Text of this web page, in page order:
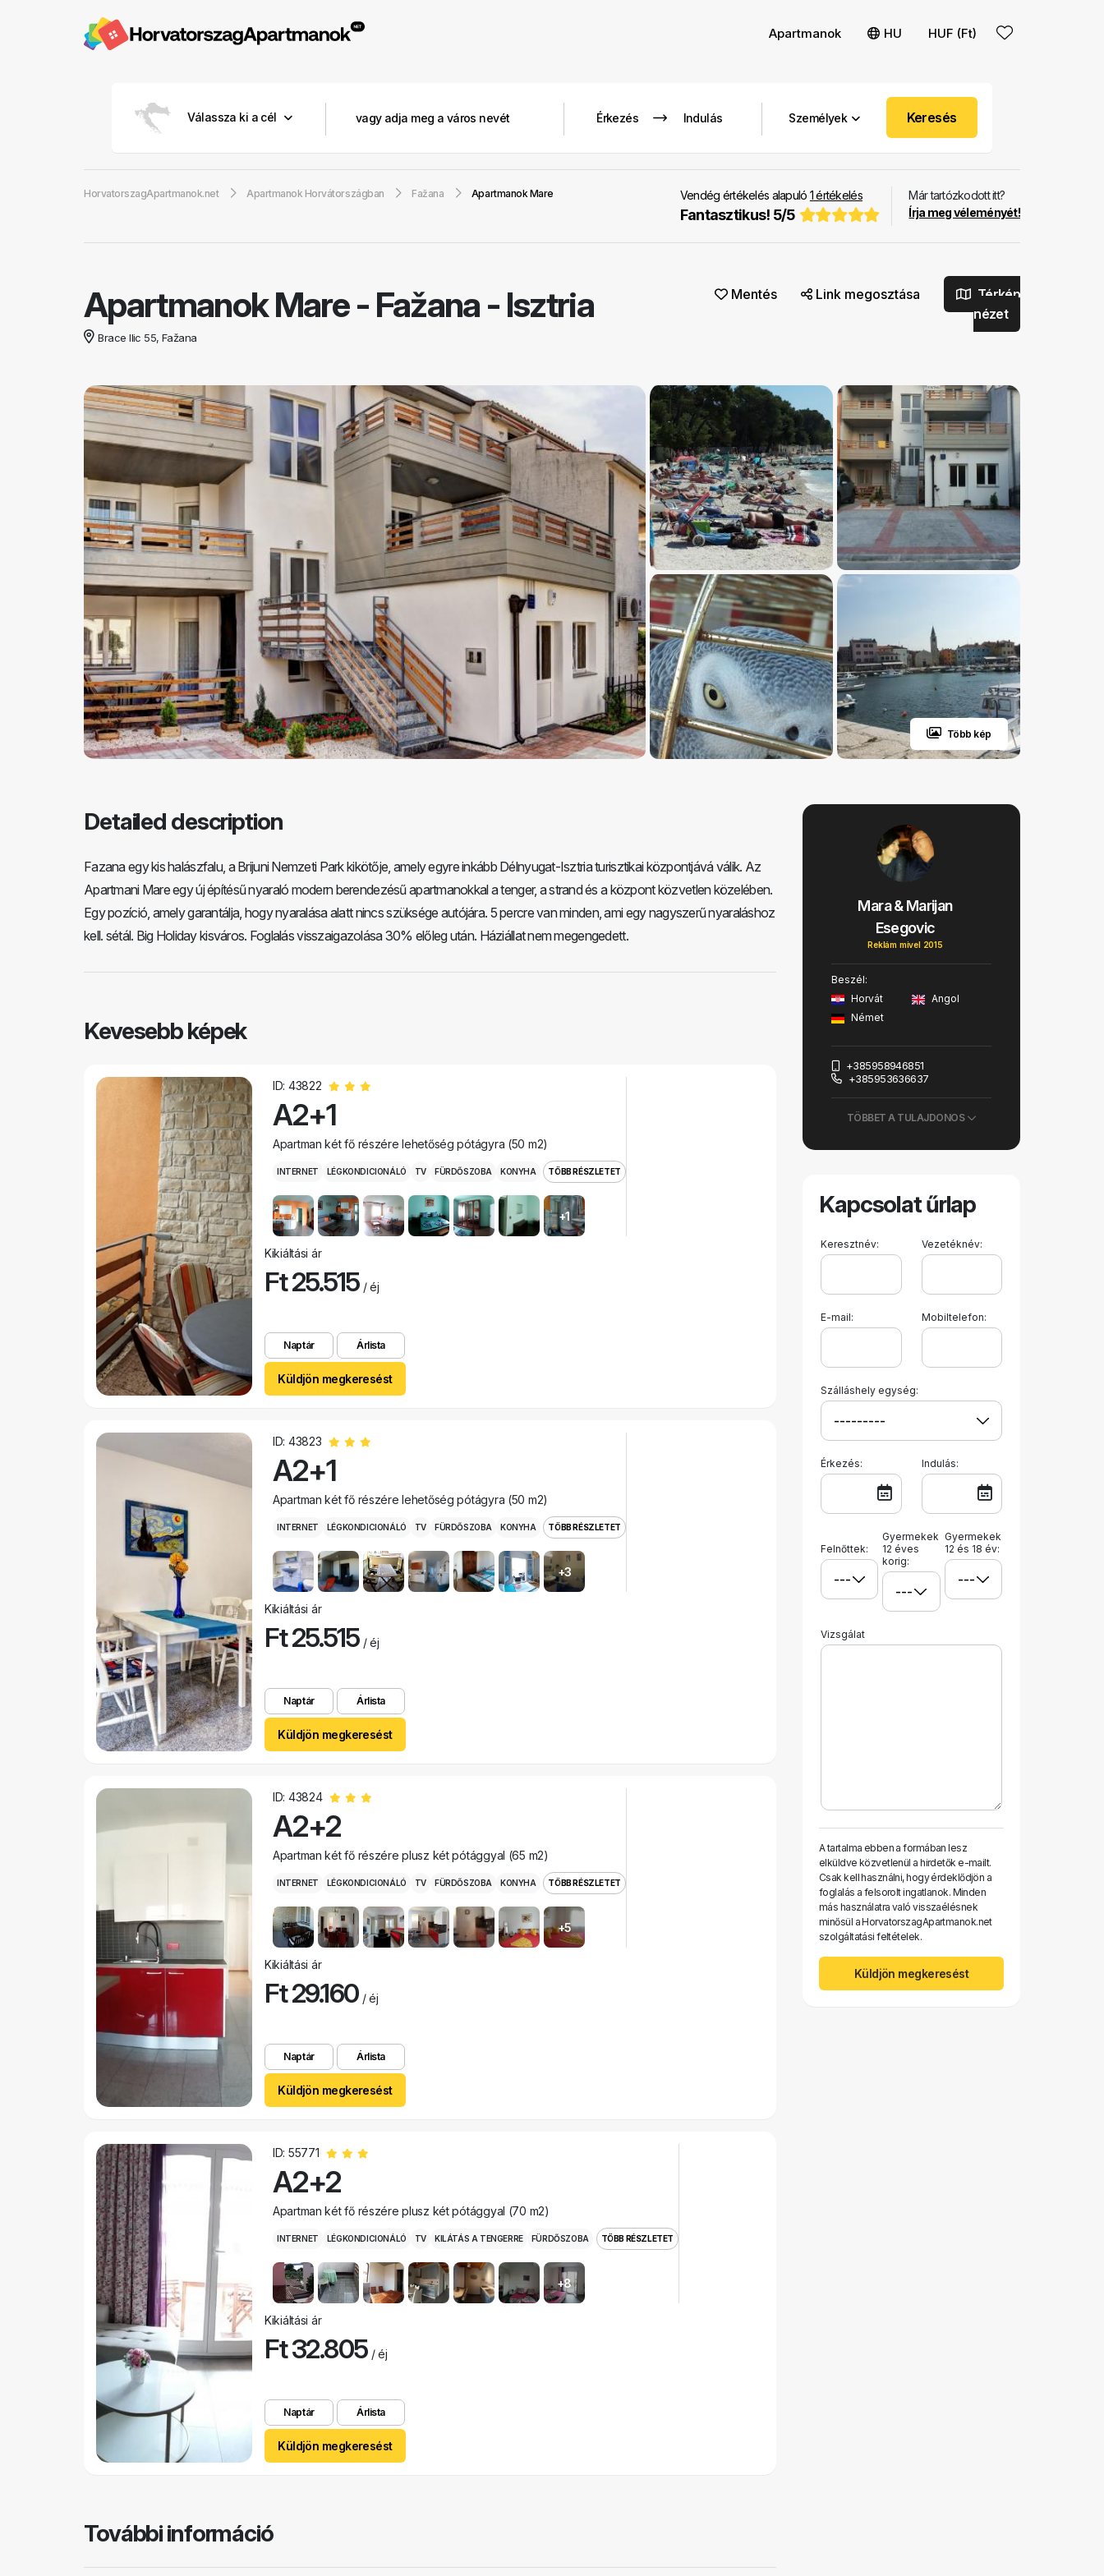
Apartmanok HU HUF (Ft)
Válassza ki a cél Személyek Keresés
HorvatorszagApartmanok.net Apartmanok Horvátországban Fažana Apartmanok Mare
Már tartózkodott itt?
Írja meg véleményét!
Vendég értékelés alapuló 1értékelés
Fantasztikus! 5/5
Apartmanok Mare-Fažana - Isztria
Brace Ilic 55, Fažana
Mentés Link megosztása
Térkép
nézet
Több kép
Detailed description
Fazana egy kis halászfalu, a Brijuni Nemzeti Park kikötője, amely egyre inkább Délnyugat-Isztria turisztikai központjává válik. Az
Apartmani Mare egy új építésű nyaraló modern berendezésű apartmanokkal a tenger, a strand és a központ közvetlen közelében.
Egy pozíció, amely garantálja, hogy nyaralása alatt nincs szüksége autójára. 5 percre van minden, ami egy nagyszerű nyaraláshoz
kell. sétál. Big Holiday kisváros. Foglalás visszaigazolása 30% előleg után. Háziállat nem megengedett.
Kevesebb képek
ID: 43822
A2+1
Apartman két fő részére lehetőség pótágyra (50 m2)
INTERNET LÉGKONDICIONÁLÓ TV FÜRDŐSZOBA KONYHA TÖBB RÉSZLETET
+1
Kikiáltási ár
Ft 25.515 / éj
Naptár Árlista
Küldjön megkeresést
ID: 43823
A2+1
Apartman két fő részére lehetőség pótágyra (50 m2)
INTERNET LÉGKONDICIONÁLÓ TV FÜRDŐSZOBA KONYHA TÖBB RÉSZLETET
+3
Kikiáltási ár
Ft 25.515 / éj
Naptár Árlista
Küldjön megkeresést
ID: 43824
A2+2
Apartman két fő részére plusz két pótággyal (65 m2)
INTERNET LÉGKONDICIONÁLÓ TV FÜRDŐSZOBA KONYHA TÖBB RÉSZLETET
+5
Kikiáltási ár
Ft 29.160 / éj
Naptár Árlista
Küldjön megkeresést
ID: 55771
A2+2
Apartman két fő részére plusz két pótággyal (70 m2)
INTERNET LÉGKONDICIONÁLÓ TV KILÁTÁS A TENGERRE FÜRDŐSZOBA TÖBB RÉSZLETET
+8
Kikiáltási ár
Ft 32.805 / éj
Naptár Árlista
Küldjön megkeresést
További információ
Mara & Marijan
Esegovic
Reklám mivel 2015
Beszél:
Horvát
Angol
Német
+385958946851
+385953636637
TÖBBET A TULAJDONOS
Kapcsolat űrlap
Keresztnév: Vezetéknév:
E-mail: Mobiltelefon:
Szálláshely egység:
Érkezés: Indulás:
Felnőttek:
Gyermekek
12 éves
korig:
Gyermekek
12 és 18 év:
Vizsgálat
A tartalma ebben a formában lesz
elküldve közvetlenül a hirdetők e-mailt.
Csak kell használni, hogy érdeklődjön a
foglalás a felsorolt ​​ingatlanok. Minden
más használatra való visszaélésnek
minősül a HorvatorszagApartmanok.net
szolgáltatási feltételek.
Küldjön megkeresést